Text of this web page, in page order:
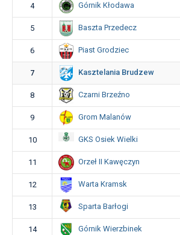
4 Górnik Kłodawa
5 Baszta Przedecz
6 Piast Grodziec
7 Kasztelania Brudzew
8 Czarni Brzeźno
9 Grom Malanów
10 GKS Osiek Wielki
11 Orzeł II Kawęczyn
12 Warta Kramsk
13 Sparta Barłogi
14 Górnik Wierzbinek